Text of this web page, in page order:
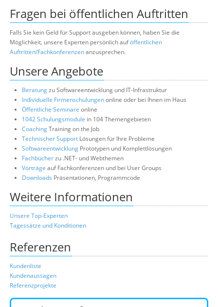
Fragen bei öffentlichen Auftritten
Falls Sie kein Geld für Support ausgeben können, haben Sie die
Möglichkeit, unsere Experten persönlich auföffentlichen
Auftritten/Fachkonferenzenanzusprechen.
Unsere Angebote
Beratungzu Softwareentwicklung und IT-Infrastruktur
Individuelle Firmenschulungenonline oder bei Ihnen im Haus
Öffentliche Seminare online
1042 Schulungsmodule in 104 Themengebieten
CoachingTraining on the Job
Technischer Support Lösungen für Ihre Probleme
Softwareentwicklung Prototypen und Komplettlösungen
Fachbücherzu .NET- und Webthemen
Vorträge auf Fachkonferenzen und bei User Groups
Downloads Präsentationen, Programmcode
Weitere Informationen
Unsere Top-Experten
Tagessätze und Konditionen
Referenzen
Kundenliste
Kundenaussagen
Referenzprojekte